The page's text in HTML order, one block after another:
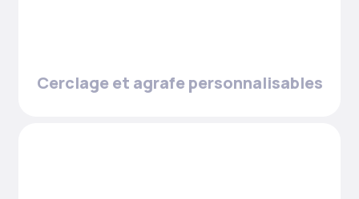
Cerclage et agrafe personnalisables